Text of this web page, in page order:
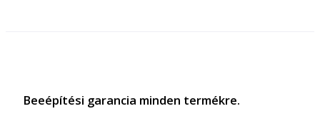
Beeépítési garancia minden termékre.